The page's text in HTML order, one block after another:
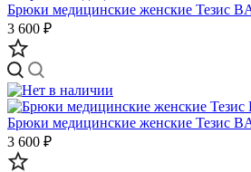
Брюки медицинские женские Тезис
3 600 ₽
Брюки медицинские женские Тезис
3 600 ₽